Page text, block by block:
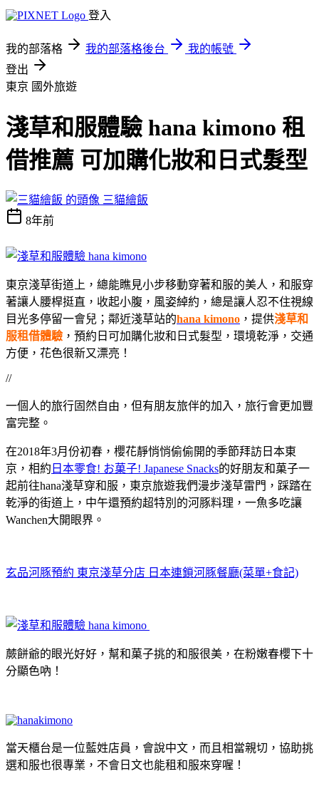
登入
我的部落格 我的部落格後台
我的帳號
登出
東京 國外旅遊
淺草和服體驗 hana kimono 租
借推薦 可加購化妝和日式髮型
三貓繪飯
8年前
東京淺草街道上，總能瞧見小步移動穿著和服的美人，和服穿
著讓人腰桿挺直，收起小腹，風姿綽約，總是讓人忍不住視線
目光多停留一會兒；鄰近淺草站的hana kimono ，提供淺草和
服租借體驗 ，預約日可加購化妝和日式髮型，環境乾淨，交通
方便，花色很新又漂亮！
//
一個人的旅行固然自由，但有朋友旅伴的加入，旅行會更加豐
富完整。
在2018年3月份初春，櫻花靜悄悄偷偷開的季節拜訪日本東
京，相約 日本零食! お菓子! Japanese Snacks的好朋友和菓子一
起前往hana淺草穿和服，東京旅遊我們漫步淺草雷門，踩踏在
乾淨的街道上，中午還預約超特別的河豚料理，一魚多吃讓
Wanchen大開眼界。
玄品河豚預約 東京淺草分店 日本連鎖河豚餐廳(菜單+食記)
蕨餅爺的眼光好好，幫和菓子挑的和服很美，在粉嫩春櫻下十
分顯色吶！
當天櫃台是一位藍姓店員，會說中文，而且相當親切，協助挑
選和服也很專業，不會日文也能租和服來穿喔！